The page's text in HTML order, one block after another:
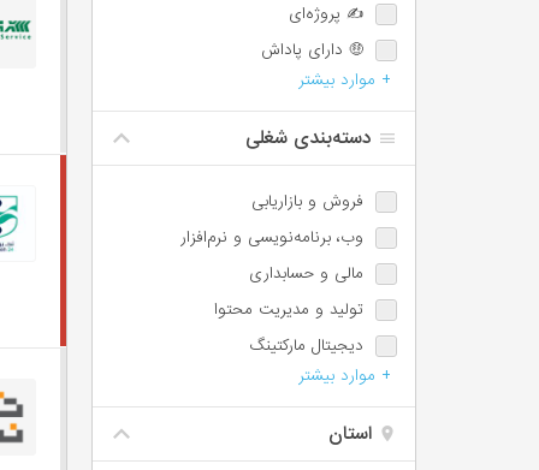
✍️ پروژه‌ای
🤑 دارای پاداش
💯 دارای پورسانت
📈 امکان ترفیع شغلی
🕐 پاره‌وقت
♿️ امکان استخدام معلولین
⏱️ ساعت کاری شناور
🩺 بیمه تکمیلی
📊 سهام تشویقی
✈️ سفر کاری
+ موارد بیشتر
فروش و بازاریابی
وب،‌ برنامه‌نویسی و نرم‌افزار
مالی و حسابداری
تولید و مدیریت محتوا
دیجیتال مارکتینگ
مسئول دفتر، اجرائی و اداری
+ موارد بیشتر